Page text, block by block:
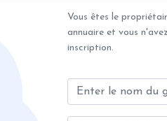
Vous êtes le
annuaire et vous
inscription.